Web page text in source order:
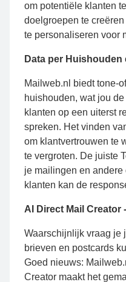
om potentiële klanten
doelgroepen te
te personaliseren voor
Data per Huishouden
Mailweb.nl biedt tone-
huishouden, wat jou
klanten op een uiterst
spreken. Het vinden
om klantvertrouwen te
te vergroten. De juiste
je mailingen en
klanten kan de
AI Direct Mail Creator
Waarschijnlijk vraag je
brieven en postcards
Goed nieuws:
Creator maakt het